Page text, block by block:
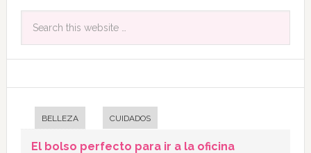
BELLEZA CUIDADOS
El bolso perfecto para ir a la oficina